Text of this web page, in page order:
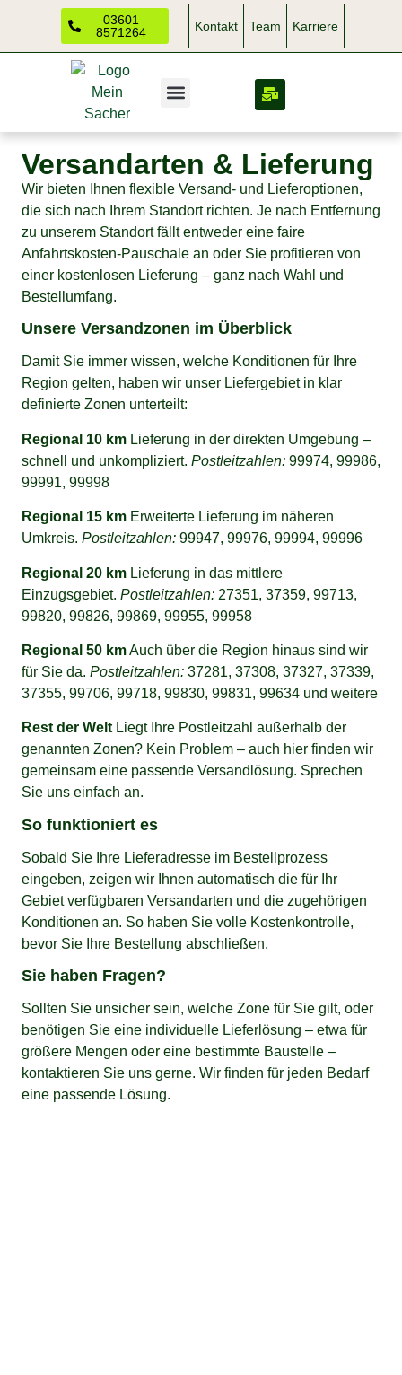
03601
8571264
Kontakt Team Karriere
Versandarten & Lieferung
Wir bieten Ihnen flexible Versand- und Lieferoptionen,
die sich nach Ihrem Standort richten. Je nach Entfernung
zu unserem Standort fällt entweder eine faire
Anfahrtskosten-Pauschale an oder Sie profitieren von
einer kostenlosen Lieferung – ganz nach Wahl und
Bestellumfang.
Unsere Versandzonen im Überblick
Damit Sie immer wissen, welche Konditionen für Ihre
Region gelten, haben wir unser Liefergebiet in klar
definierte Zonen unterteilt:
Regional 10 km Lieferung in der direkten Umgebung –
schnell und unkompliziert. Postleitzahlen: 99974, 99986,
99991, 99998
Regional 15 km Erweiterte Lieferung im näheren
Umkreis. Postleitzahlen: 99947, 99976, 99994, 99996
Regional 20 km Lieferung in das mittlere
Einzugsgebiet. Postleitzahlen: 27351, 37359, 99713,
99820, 99826, 99869, 99955, 99958
Regional 50 kmAuch über die Region hinaus sind wir
für Sie da. Postleitzahlen: 37281, 37308, 37327, 37339,
37355, 99706, 99718, 99830, 99831, 99634 und weitere
Rest der Welt Liegt Ihre Postleitzahl außerhalb der
genannten Zonen? Kein Problem – auch hier finden wir
gemeinsam eine passende Versandlösung. Sprechen
Sie uns einfach an.
So funktioniert es
Sobald Sie Ihre Lieferadresse im Bestellprozess
eingeben, zeigen wir Ihnen automatisch die für Ihr
Gebiet verfügbaren Versandarten und die zugehörigen
Konditionen an. So haben Sie volle Kostenkontrolle,
bevor Sie Ihre Bestellung abschließen.
Sie haben Fragen?
Sollten Sie unsicher sein, welche Zone für Sie gilt, oder
benötigen Sie eine individuelle Lieferlösung – etwa für
größere Mengen oder eine bestimmte Baustelle –
kontaktieren Sie uns gerne. Wir finden für jeden Bedarf
eine passende Lösung.